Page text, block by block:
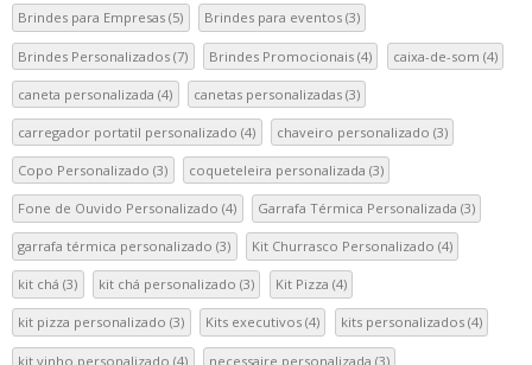
Brindes para Empresas (5) Brindes para eventos (3)
Brindes Personalizados (7) Brindes Promocionais (4) caixa-de-som (4)
caneta personalizada (4) canetas personalizadas (3)
carregador portatil personalizado (4) chaveiro personalizado (3)
Copo Personalizado (3) coqueteleira personalizada (3)
Fone de Ouvido Personalizado (4) Garrafa Térmica Personalizada (3)
garrafa térmica personalizado (3) Kit Churrasco Personalizado (4)
kit chá (3) kit chá personalizado (3) Kit Pizza (4)
kit pizza personalizado (3) Kits executivos (4) kits personalizados(4)
kit vinho personalizado (4) necessaire personalizada (3)